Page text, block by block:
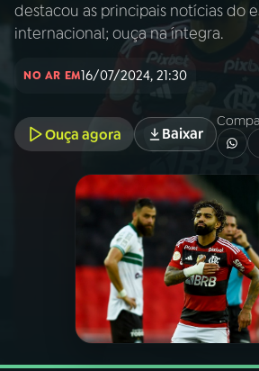
INÍCIO
PROGRAMAS
PODCASTS
VIDEOCASTS
destacou as principais notícias do
internacional; ouça na íntegra.
NO AR EM16/07/2024, 21:30
Ouça agora Baixar